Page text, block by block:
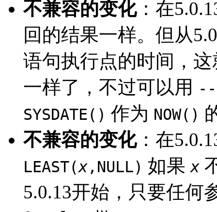
不兼容的变化：在
回的结果一样。但从
语句执行点的时间，
一样了，不过可以用
SYSDATE() 作为 NOW()
不兼容的变化：在
LEAST(x,NULL) 如果 x
5.0.13开始，只要任何